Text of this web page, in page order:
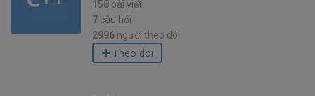
158 bài viết
7 câu hỏi
2996 người theo dõi
Theo dõi